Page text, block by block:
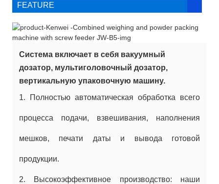
FEATURE
Система включает в себя вакуумный
дозатор, мультиголовочный дозатор,
вертикальную упаковочную машину.
1. Полностью автоматическая обработка всего
процесса подачи, взвешивания, наполнения
мешков, печати даты и вывода готовой
продукции.
2. Высокоэффективное производство: наши